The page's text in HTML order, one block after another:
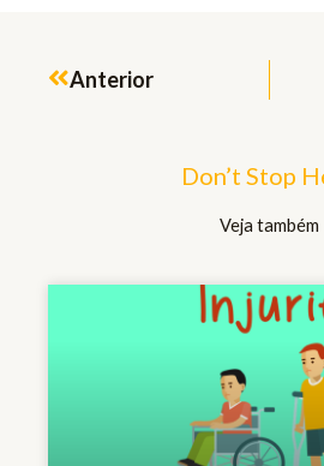
Anterior
Don’t Stop
Veja também